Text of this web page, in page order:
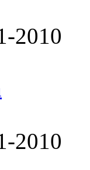
2010
2010